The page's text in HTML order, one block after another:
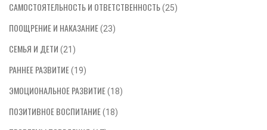
САМОСТОЯТЕЛЬНОСТЬ И ОТВЕТСТВЕННОСТЬ(25)
ПООЩРЕНИЕ И НАКАЗАНИЕ(23)
СЕМЬЯ И ДЕТИ (21)
РАННЕЕ РАЗВИТИЕ(19)
ЭМОЦИОНАЛЬНОЕ РАЗВИТИЕ(18)
ПОЗИТИВНОЕ ВОСПИТАНИЕ(18)